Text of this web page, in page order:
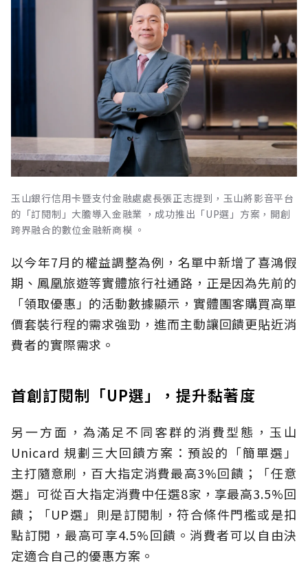
玉山銀行信用卡暨支付金融處處長張正志提到，玉山將影音平台
的「訂閱制」大膽導入金融業 ，成功推出「UP選」方案，開創
跨界融合的數位金融新商模 。
以今年7月的權益調整為例，名單中新增了喜鴻假
期、鳳凰旅遊等實體旅行社通路，正是因為先前的
「領取優惠」的活動數據顯示，實體團客購買高單
價套裝行程的需求強勁，進而主動讓回饋更貼近消
費者的實際需求。
首創訂閱制「UP選」，提升黏著度
另一方面，為滿足不同客群的消費型態，玉山
Unicard 規劃三大回饋方案：預設的「簡單選」
主打隨意刷，百大指定消費最高3%回饋；「任意
選」可從百大指定消費中任選8家，享最高3.5%回
饋；「UP選」則是訂閱制，符合條件門檻或是扣
點訂閱，最高可享4.5%回饋。消費者可以自由決
定適合自己的優惠方案。